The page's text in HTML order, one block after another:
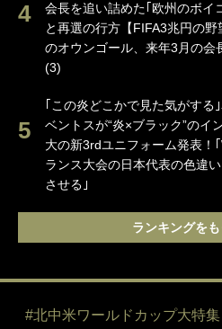
会長を追い詰めた｢欧州のボイ
と再選の行方【FIFA3兆円の野
のオウンゴール、来年3月の会
(3)
｢この炎どこかで見た気がする
ベントスが“炎×ブラック”のイ
大の新3rdユニフォーム発表！
ランス大会の日本代表の色違
させる｣
ランキングを
#北中米ワールドカップ大特集